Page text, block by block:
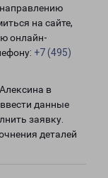
на сайте,
онлайн-
+7 (495)
в
данные
заявку.
деталей